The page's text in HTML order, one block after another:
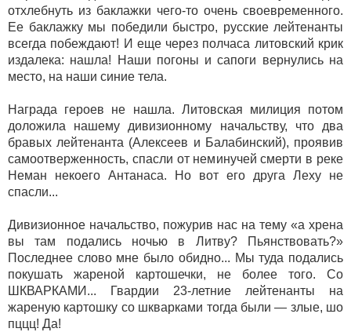
отхлебнуть из баклажки чего-то очень своевременного.
Ее баклажку мы победили быстро, русские лейтенанты
всегда побеждают! И еще через полчаса литовский крик
издалека: нашла! Наши погоны и сапоги вернулись на
место, на наши синие тела.
Награда героев не нашла. Литовская милиция потом
доложила нашему дивизионному начальству, что два
бравых лейтенанта (Алексеев и Балабинский), проявив
самоотверженность, спасли от неминучей смерти в реке
Неман некоего Антанаса. Но вот его друга Леху не
спасли...
Дивизионное начальство, пожурив нас на тему «а хрена
вы там подались ночью в Литву? Пьянствовать?»
Последнее слово мне было обидно... Мы туда подались
покушать жареной картошечки, не более того. Со
ШКВАРКАМИ... Гвардии 23-летние лейтенанты на
жареную картошку со шкварками тогда были — злые, шо
пццц! Да!